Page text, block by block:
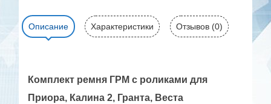
Описание Характеристики Отзывов (0)
Комплект ремня ГРМ с роликами для
Приора, Калина 2, Гранта, Веста